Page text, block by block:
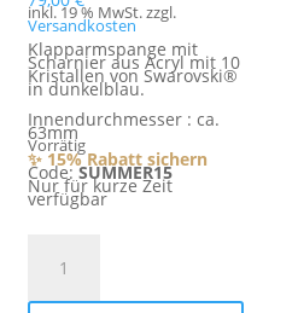
inkl. 19 % MwSt.zzgl.
Versandkosten
Klapparmspange mit
Scharnier aus Acryl mit 10
Kristallen von Swarovski®
in dunkelblau.
Innendurchmesser : ca.
63mm
Vorrätig
✨ 15% Rabatt sichern
Code:SUMMER15
Nur für kurze Zeit
verfügbar